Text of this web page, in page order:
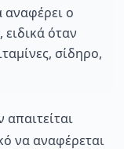
αναφέρει ο
όταν
σίδηρο,
απαιτείται
να αναφέρεται